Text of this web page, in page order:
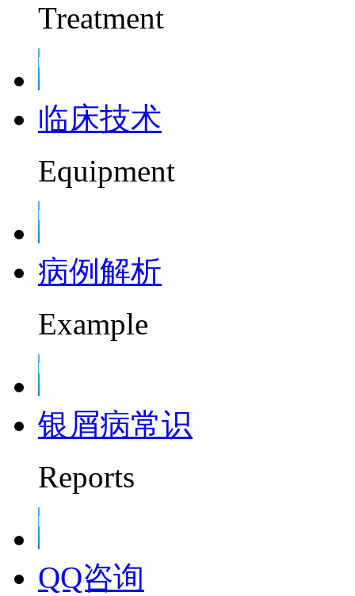
Treatment
临床技术
Equipment
病例解析
Example
银屑病常识
Reports
QQ咨询